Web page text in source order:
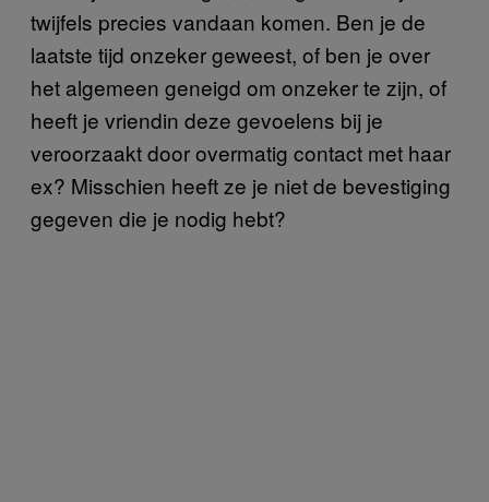
twijfels precies vandaan komen. Ben je de
laatste tijd onzeker geweest, of ben je over
het algemeen geneigd om onzeker te zijn, of
heeft je vriendin deze gevoelens bij je
veroorzaakt door overmatig contact met haar
ex? Misschien heeft ze je niet de bevestiging
gegeven die je nodig hebt?